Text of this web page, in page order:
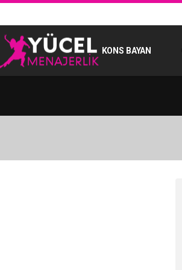
KONS BAYAN